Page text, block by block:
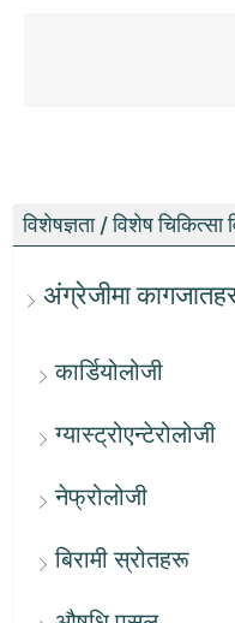
विशेषज्ञता / विशेष चिकित्सा
अंग्रेजीमा
कार्डियोलोजी
ग्यास्ट्रोएन्टेरोलोजी
नेफ्रोलोजी
बिरामी स्रोतहरू